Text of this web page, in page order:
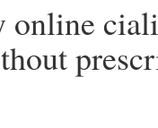
online